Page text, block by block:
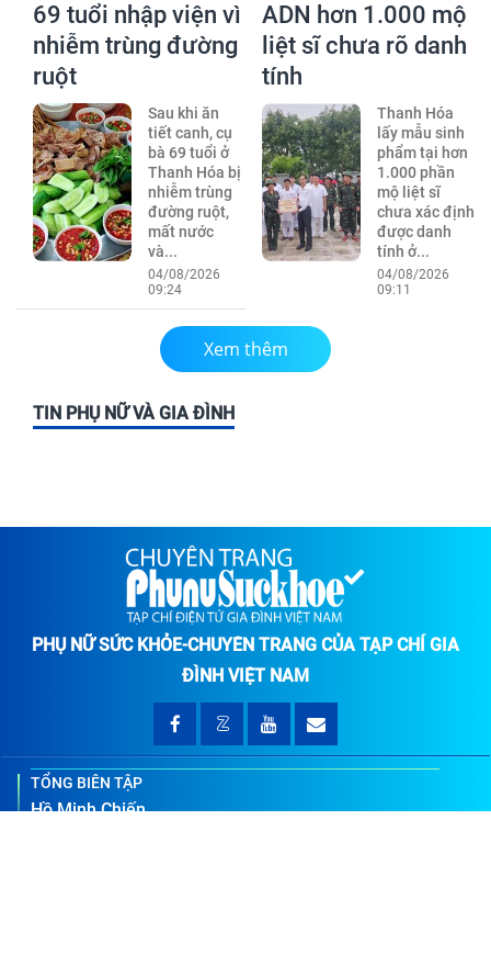
69 tuổi nhập viện vì
nhiễm trùng đường
ruột
Sau khi ăn
tiết canh, cụ
bà 69 tuổi ở
Thanh Hóa bị
nhiễm trùng
đường ruột,
mất nước
và...
04/08/2026
09:24
ADN hơn 1.000 mộ
liệt sĩ chưa rõ danh
tính
Thanh Hóa
lấy mẫu sinh
phẩm tại hơn
1.000 phần
mộ liệt sĩ
chưa xác định
được danh
tính ở...
04/08/2026
09:11
Xem thêm
TIN PHỤ NỮ VÀ GIA ĐÌNH
PHỤ NỮ SỨC KHỎE-CHUYÊN TRANG CỦA TẠP CHÍ GIA
ĐÌNH VIỆT NAM
TỔNG BIÊN TẬP
Hồ Minh Chiến